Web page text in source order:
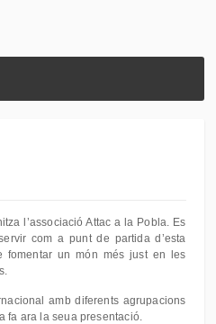
l’associació Attac a la Pobla. Es
com a punt de partida d’esta
fomentar un món més just en les
amb diferents agrupacions
fa ara la seua presentació.